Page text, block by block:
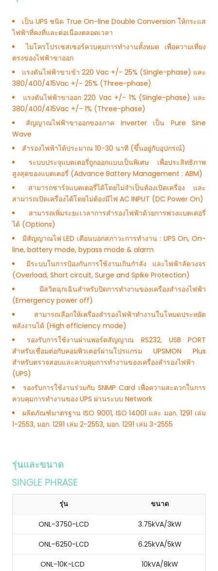
เป็น UPS ชนิด True On-line Double Conversion ให้กระแส
ไฟฟ้าที่คงที่และต่อเนื่องตลอดเวลา
ไมโครโปรเซสเซอร์ควบคุมการทำงานทั้งหมด เพื่อความเที่ยง
ตรงของไฟฟ้าขาออก
แรงดันไฟฟ้าขาเข้า 220 Vac +/- 25% (Single-phase) และ
380/400/415Vac +/- 25% (Three-phase)
แรงดันไฟฟ้าขาออก 220 Vac +/- 1% (Single-phase) และ
380/400/415Vac +/- 1% (Three-phase)
สัญญาณไฟฟ้าขาออกของภาค Inverter เป็น Pure Sine
Wave
สำรองไฟฟ้าได้ประมาณ 10-30 นาที (ขึ้นอยู่กับอุปกรณ์)
ระบบประจุแบตเตอรี่ถูกออกแบบเป็นพิเศษ เพื่อประสิทธิภาพ
สูงสุดของแบตเตอรี่ (Advance Battery Management : ABM)
สามารถชาร์จแบตเตอรี่ได้โดยไม่จำเป็นต้องเปิดเครื่อง และ
สามารถเปิดเครื่องได้โดยไม่ต้องมีไฟ AC INPUT (DC Power On)
สามารถเพิ่มระยะเวลาการสำรองไฟฟ้าด้วยการพ่วงแบตเตอรี่
ได้ (Options)
มีสัญญาณไฟ LED เตือนบอกสภาวะการทำงาน : UPS On, On-
line, battery mode, bypass mode & alarm
มีระบบในการป้องกันการใช้งานเกินกำลัง และไฟฟ้าลัดวงจร
(Overload, Short circuit, Surge and Spike Protection)
มีสวิตฉุกเฉินสำหรับปิดการทำงานของเครื่องสำรองไฟฟ้า
(Emergency power off)
สามารถเลือกให้เครื่องสำรองไฟฟ้าทำงานในโหมดประหยัด
พลังงานได้ (High efficiency mode)
รองรับการใช้งานผ่านพอร์ตสัญญาณ RS232, USB PORT
สำหรับเชื่อมต่อกับคอมพิวเตอร์ผ่านโปรแกรม UPSMON Plus
สำหรับตรวจสอบและควบคุมการทำงานของเครื่องสำรองไฟฟ้า
(UPS)
รองรับการใช้งานร่วมกับ SNMP Card เพื่อความสะดวกในการ
ควบคุมการทำงานของ UPS ผ่านระบบ Network
ผลิตภัณฑ์มาตรฐาน ISO 9001, ISO 14001 และ มอก. 1291 เล่ม
1-2553, มอก. 1291 เล่ม 2-2553, มอก. 1291 เล่ม 3-2555
รุ่นและขนาด
SINGLE PHRASE
รุ่น ขนาด
ONL-3750-LCD 3.75kVA/3kW
ONL-6250-LCD 6.25kVA/5kW
ONL-10K-LCD 10kVA/8kW